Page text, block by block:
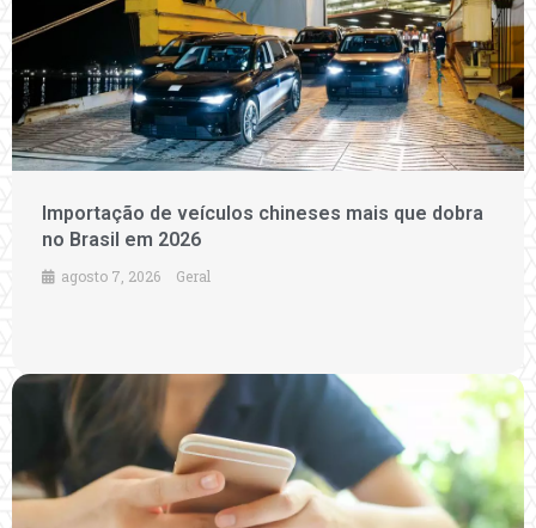
Importação de veículos chineses mais que dobra
no Brasil em 2026
agosto 7, 2026 Geral